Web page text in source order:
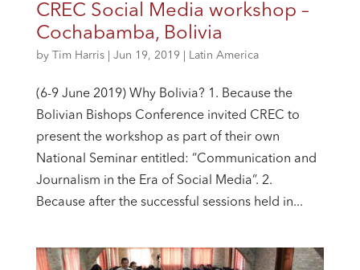
CREC Social Media workshop –
Cochabamba, Bolivia
by Tim Harris| Jun 19, 2019| Latin America
(6-9 June 2019) Why Bolivia? 1. Because the
Bolivian Bishops Conference invited CREC to
present the workshop as part of their own
National Seminar entitled: “Communication and
Journalism in the Era of Social Media”. 2.
Because after the successful sessions held in...